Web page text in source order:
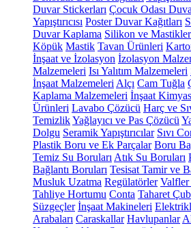
Duvar Stickerları Çocuk Odası
Yapıştırıcısı Poster Duvar Kağıtları
Duvar Kaplama Silikon ve Mastikler
Köpük Mastik Tavan Ürünleri
İnşaat ve İzolasyon İzolasyon
Malzemeleri Isı Yalıtım Malzemeleri
İnşaat Malzemeleri Alçı Cam Tuğla
Kaplama Malzemeleri İnşaat
Ürünleri Lavabo Çözücü Harç ve
TemizlikYağlayıcı ve Pas Çözücü
Dolgu Seramik Yapıştırıcılar Sıvı
Plastik Boru ve Ek Parçalar Boru
Temiz Su Boruları Atık Su Boruları
Bağlantı Boruları Tesisat Tamir ve
Musluk Uzatma Regülatörler Valfler
Tahliye Hortumu Conta Taharet
Süzgeçler İnşaat Makineleri
Arabaları Caraskallar Havlupanlar